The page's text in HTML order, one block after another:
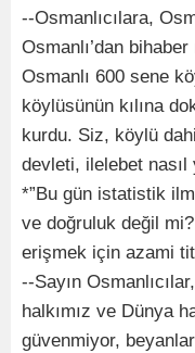
--Osmanlıcılara,
Osmanlı’dan
Osmanlı 600 sene
köylüsünün kılına
kurdu. Siz, köylü
devleti, ilelebet nasıl
*”Bu gün istatistik
ve doğruluk değil
erişmek için azami
--Sayın
halkımız ve Dünya
güvenmiyor,